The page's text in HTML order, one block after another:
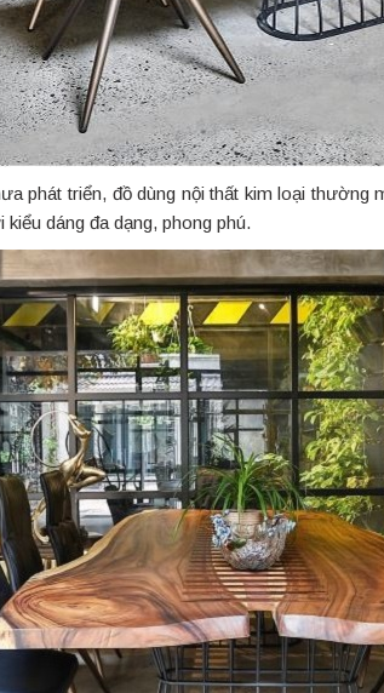
phát triển, đồ dùng nội thất kim loại thường
dáng đa dạng, phong phú.